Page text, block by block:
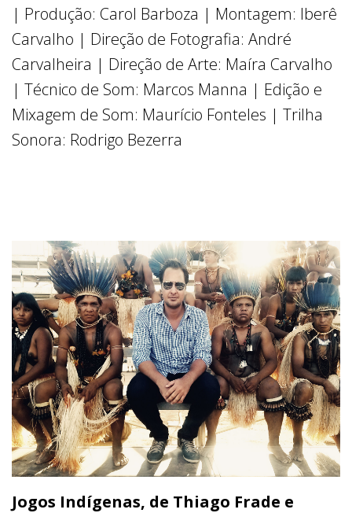
| Produção: Carol Barboza | Montagem: Iberê
Carvalho | Direção de Fotografia: André
Carvalheira | Direção de Arte: Maíra Carvalho
| Técnico de Som: Marcos Manna | Edição e
Mixagem de Som: Maurício Fonteles | Trilha
Sonora: Rodrigo Bezerra
Jogos Indígenas, de Thiago Frade e